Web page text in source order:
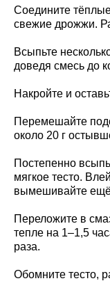
Соедините
свежие дрожжи.
Всыпьте
доведя смесь до
Накройте и
Перемешайте
около 20 г
Постепенно
мягкое тесто.
вымешивайте ещё
Переложите в
тепле на 1–1,5
раза.
Обомните тесто,